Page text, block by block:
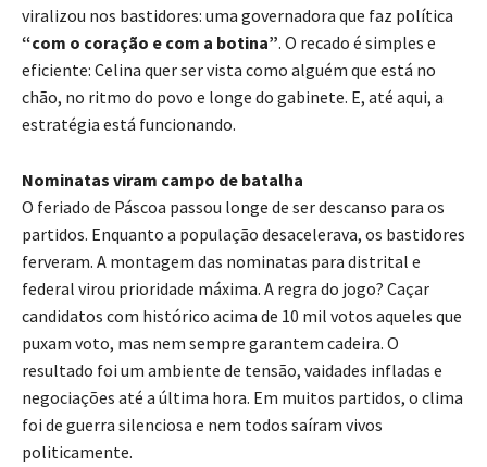
viralizou nos bastidores: uma governadora que faz política
“com o coração e com a botina”. O recado é simples e
eficiente: Celina quer ser vista como alguém que está no
chão, no ritmo do povo e longe do gabinete. E, até aqui, a
estratégia está funcionando.
Nominatas viram campo de batalha
O feriado de Páscoa passou longe de ser descanso para os
partidos. Enquanto a população desacelerava, os bastidores
ferveram. A montagem das nominatas para distrital e
federal virou prioridade máxima. A regra do jogo? Caçar
candidatos com histórico acima de 10 mil votos aqueles que
puxam voto, mas nem sempre garantem cadeira. O
resultado foi um ambiente de tensão, vaidades infladas e
negociações até a última hora. Em muitos partidos, o clima
foi de guerra silenciosa e nem todos saíram vivos
politicamente.